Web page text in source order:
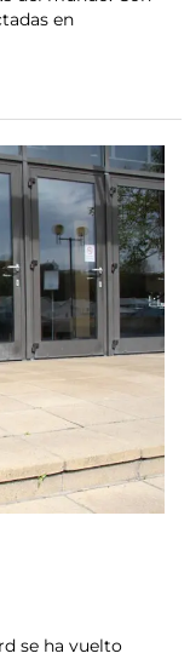
en
se ha vuelto